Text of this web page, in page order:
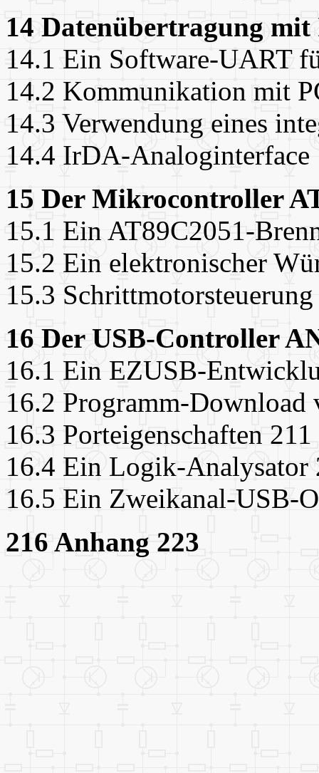
14 Datenübertragung
14.1 Ein Software-UART
14.2 Kommunikation mit
14.3 Verwendung eines
14.4 IrDA-Analoginterface
15 Der Mikrocontroller
15.1 Ein AT89C2051-
15.2 Ein elektronischer
15.3
16 Der USB-Controller
16.1 Ein EZUSB-
16.2 Programm-Download
16.3 Porteigenschaften 211
16.4 Ein Logik-Analysator
16.5 Ein Zweikanal-USB-
216 Anhang 223